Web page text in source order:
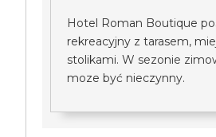
Hotel Roman Boutique
rekreacyjny z tarasem,
stolikami. W sezonie
moze być nieczynny.